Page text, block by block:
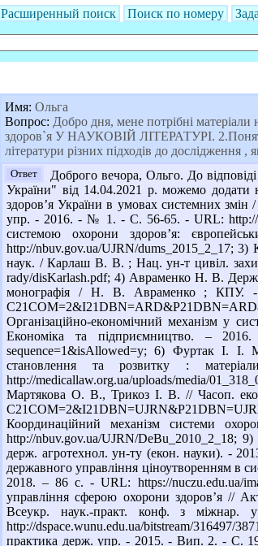
Расширенный поиск Поиск по номеру
Имя: Ольга
Вопрос: Добро дня, мене потрібні
здоров`я У НАУКОВІЙ ЛІТЕРАТУРІ.
літератури різних підходів до дослідження ,
Ответ
Доброго вечора, Ольго. До
України" від 14.04.2021 р. можемо додати
здоров’я України в умовах системних
упр. - 2016. - № 1. - С. 56-65. - URL: http://
системою охорони здоров’я:
http://nbuv.gov.ua/UJRN/dums_2015_2_17;
наук. / Карлаш В. В. ; Нац. ун-т цивіл.
rady/disKarlash.pdf; 4) Авраменко Н. В.
монографія / Н. В. Авраменко ; КПУ. -
Організаційно-економічний механізм у
Економіка та підприємництво. –
sequence=1&isAllowed=y; 6) Фуртак І. І.
становлення та розвитку :
http://medicallaw.org.ua/uploads/media/
Мартякова О. В., Трикоз І. В. // Часоп.
Координаційний механізм системи
http://nbuv.gov.ua/UJRN/DeBu_2010_2_18;
держ. агротехнол. ун-ту (екон. науки). -
державного управління ціноутворенням в
2018. – 86 с. - URL: https://nuczu.edu.ua/
управління сферою охорони здоров’я //
Всеукр. наук.-практ. конф. з
http://dspace.wunu.edu.ua/bitstream/316497/
практика держ. упр. - 2015. - Вип. 2. - С.